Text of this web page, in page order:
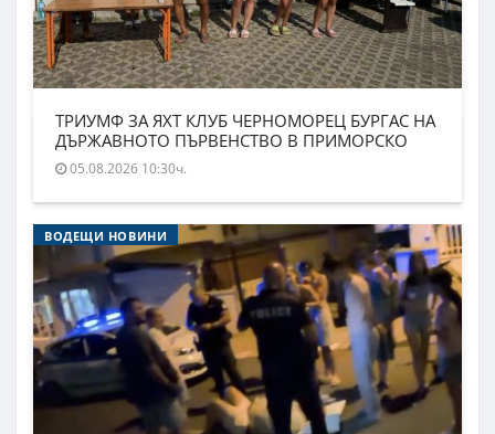
ТРИУМФ ЗА ЯХТ КЛУБ ЧЕРНОМОРЕЦ БУРГАС НА
ДЪРЖАВНОТО ПЪРВЕНСТВО В ПРИМОРСКО
05.08.2026 10:30ч.
ВОДЕЩИ НОВИНИ